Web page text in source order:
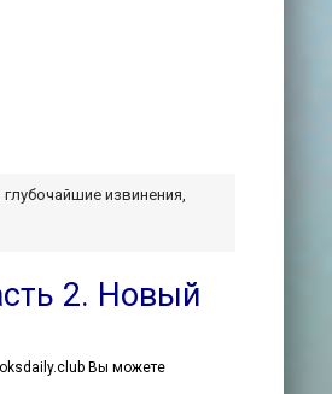
извинения,
2. Новый
Вы можете